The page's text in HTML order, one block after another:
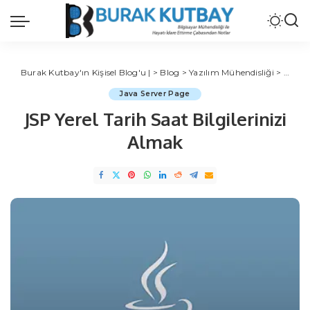
Burak Kutbay'ın Kişisel Blog'u | > Blog >Yazılım Mühendisliği > Java
Java Server Page
JSP Yerel Tarih Saat Bilgilerinizi
Almak